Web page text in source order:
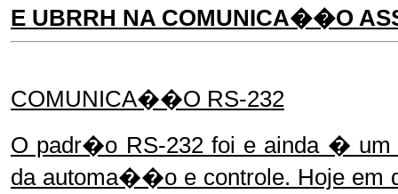
E UBRRH NA COMUNICA��O
COMUNICA��O RS-232
O padr�o RS-232 foi e ainda � um
da automa��o e controle. Hoje em